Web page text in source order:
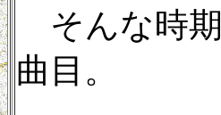
そんな時
曲目。